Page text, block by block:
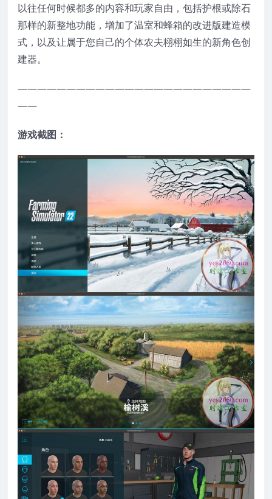
以往任何时候都多的内容和玩家自由，包括护根或除石
那样的新整地功能，增加了温室和蜂箱的改进版建造模
式，以及让属于您自己的个体农夫栩栩如生的新角色创
建器。
————————————————————————
——
游戏截图：